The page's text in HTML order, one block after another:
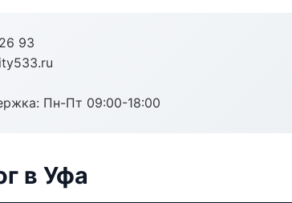
93
Пн-Пт 09:00-18:00
в Уфа